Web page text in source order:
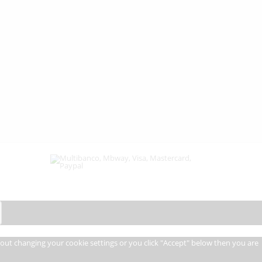
changing your cookie settings or you click "Accept" below then you are